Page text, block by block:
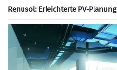
Renusol: Erleichterte PV-